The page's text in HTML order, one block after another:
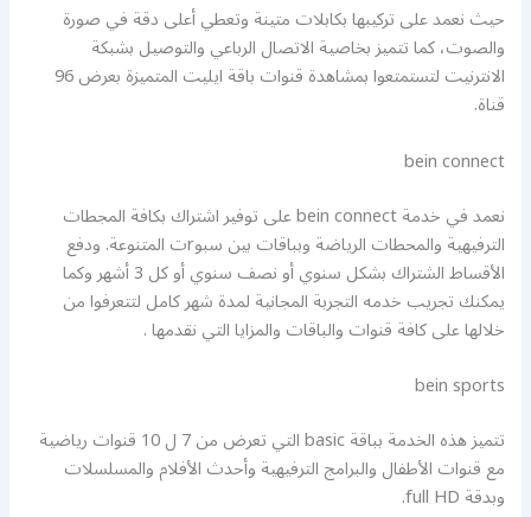
حيث نعمد على تركيبها بكابلات متينة وتعطي أعلى دقة في صورة
والصوت، كما تتميز بخاصية الاتصال الرباعي والتوصيل بشبكة
الانترنيت لتستمتعوا بمشاهدة قنوات باقة ايليت المتميزة بعرض 96
قناة.
bein connect
نعمد في خدمة bein connect على توفير اشتراك بكافة المجطات
الترفيهية والمحطات الرياضة وبباقات بين سبوrت المتنوعة. ودفع
الأقساط الشتراك بشكل سنوي أو نصف سنوي أو كل 3 أشهر وكما
يمكنك تجريب خدمه التجربة المجانية لمدة شهر كامل لتتعرفوا من
خلالها على كافة قنوات والباقات والمزايا التي نقدمها .
bein sports
تتميز هذه الخدمة بباقة basic التي تعرض من 7 ل 10 قنوات رياضية
مع قنوات الأطفال والبرامج الترفيهية وأحدث الأفلام والمسلسلات
وبدقة full HD.